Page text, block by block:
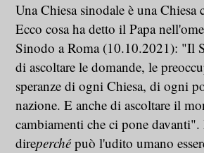
Una Chiesa sinodale è una Chiesa
Ecco cosa ha detto il Papa
Sinodo a Roma (10.10.2021): "Il
di ascoltare le domande, le
speranze di ogni Chiesa, di ogni
nazione. E anche di ascoltare il
cambiamenti che ci pone davanti".
direperchépuò l'udito umano